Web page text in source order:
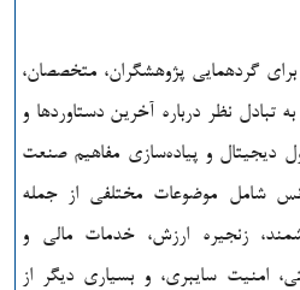
گردهمایی پژوهشگران، متخصصان،
تبادل نظر درباره آخرین دستاوردها و
دیجیتال و پیاده‌سازی مفاهیم صنعت
شامل موضوعات مختلفی از جمله
زنجیره ارزش، خدمات مالی و
امنیت سایبری، و بسیاری دیگر از